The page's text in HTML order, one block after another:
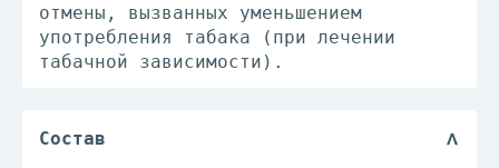
отмены, вызванных уменьшением
употребления табака (при лечении
табачной зависимости).
Состав